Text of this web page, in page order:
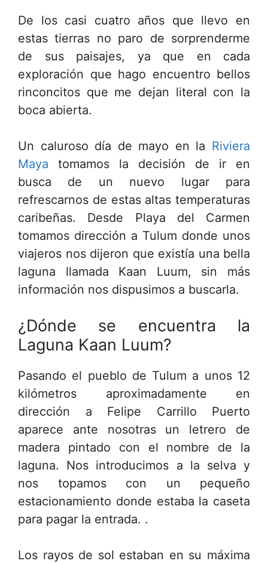
De los casi cuatro años que llevo en
estas tierras no paro de sorprenderme
de sus paisajes, ya que en cada
exploración que hago encuentro bellos
rinconcitos que me dejan literal con la
boca abierta.
Un caluroso día de mayo en la Riviera
Maya tomamos la decisión de ir en
busca de un nuevo lugar para
refrescarnos de estas altas temperaturas
caribeñas. Desde Playa del Carmen
tomamos dirección a Tulum donde unos
viajeros nos dijeron que existía una bella
laguna llamada Kaan Luum, sin más
información nos dispusimos a buscarla.
¿Dónde se encuentra la
Laguna Kaan Luum?
Pasando el pueblo de Tulum a unos 12
kilómetros aproximadamente en
dirección a Felipe Carrillo Puerto
aparece ante nosotras un letrero de
madera pintado con el nombre de la
laguna. Nos introducimos a la selva y
nos topamos con un pequeño
estacionamiento donde estaba la caseta
para pagar la entrada. .
Los rayos de sol estaban en su máxima